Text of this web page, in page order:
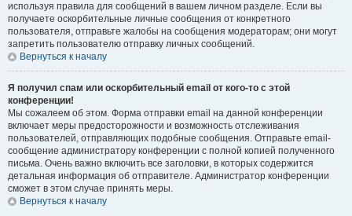
используя правила для сообщений в вашем личном разделе. Если вы
получаете оскорбительные личные сообщения от конкретного
пользователя, отправьте жалобы на сообщения модераторам; они могут
запретить пользователю отправку личных сообщений.
Вернуться к началу
Я получил спам или оскорбительный email от кого-то с этой
конференции!
Мы сожалеем об этом. Форма отправки email на данной конференции
включает меры предосторожности и возможность отслеживания
пользователей, отправляющих подобные сообщения. Отправьте email-
сообщение администратору конференции с полной копией полученного
письма. Очень важно включить все заголовки, в которых содержится
детальная информация об отправителе. Администратор конференции
сможет в этом случае принять меры.
Вернуться к началу